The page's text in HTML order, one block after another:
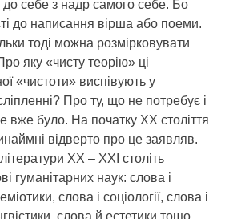
до себе з надр самого себе. Бо
до написання вірша або поеми.
тоді можна розмірковувати
яку «чисту теорію» ці
«чистоти» виспівують у
Про ту, що не потребує і
вже було. На початку ХХ століття
відверто про це заявляв.
ХХ – ХХІ століть
гуманітарних наук: слова і
слова і соціології, слова і
слова й естетики тощо.